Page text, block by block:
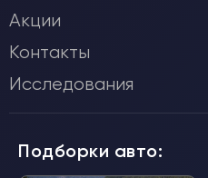
Акции
Контакты
Исследования
Подборки авто: